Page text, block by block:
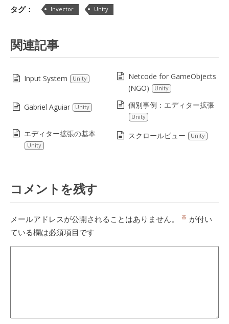
タグ： Invector Unity
関連記事
Input System Unity
Netcode for GameObjects
(NGO)
Unity
Gabriel Aguiar Unity 個別事例：エディター拡張
Unity
エディター拡張の基本
Unity
スクロールビュー Unity
コメントを残す
メールアドレスが公開されることはありません。 ※ が付い
ている欄は必須項目です